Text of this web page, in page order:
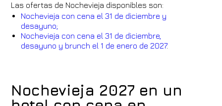
Las ofertas de Nochevieja disponibles son:
Nochevieja con cena el 31 de diciembre y
desayuno;
Nochevieja con cena el 31 de diciembre,
desayuno y brunch el 1 de enero de 2027.
Nochevieja 2027 en un